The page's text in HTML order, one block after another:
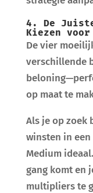
4. De
Kiezen
De vier
verschillende
op maat te
Als je op zoek
winsten in
Medium
gang komt en
multipliers te